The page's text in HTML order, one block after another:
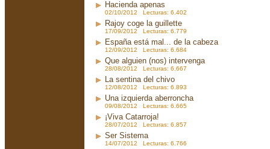
Hacienda apenas
02/10/2012 Lecturas: 6.402
Rajoy coge la guillette
17/09/2012 Lecturas: 6.779
España está mal... de la cabeza
12/09/2012 Lecturas: 6.684
Que alguien (nos) intervenga
28/08/2012 Lecturas: 6.667
La sentina del chivo
12/08/2012 Lecturas: 6.893
Una izquierda aberroncha
09/08/2012 Lecturas: 6.665
¡Viva Catarroja!
28/07/2012 Lecturas: 6.857
Ser Sistema
14/07/2012 Lecturas: 6.766